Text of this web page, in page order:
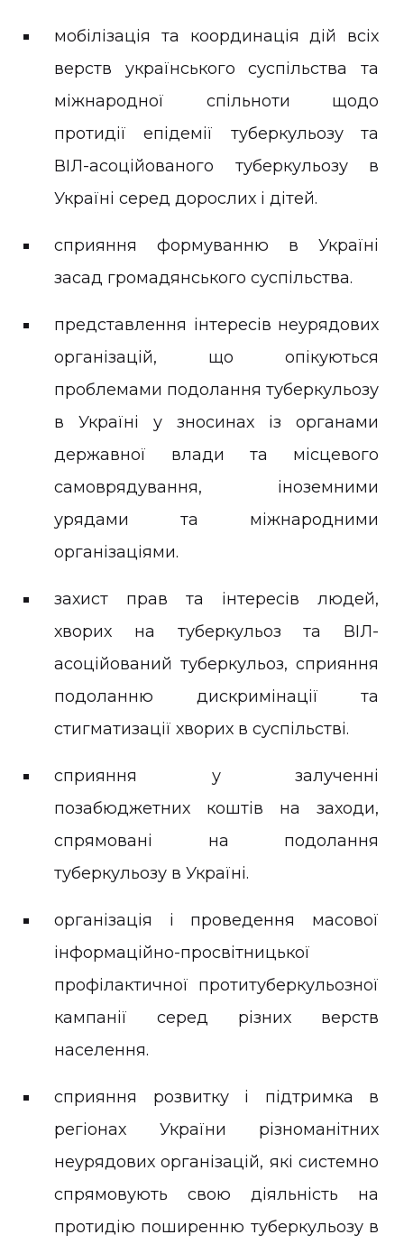
мобілізація та координація дій всіх
верств українського суспільства та
міжнародної спільноти щодо
протидії епідемії туберкульозу та
ВІЛ-асоційованого туберкульозу в
Україні серед дорослих і дітей.
сприяння формуванню в Україні
засад громадянського суспільства.
представлення інтересів неурядових
організацій, що опікуються
проблемами подолання туберкульозу
в Україні у зносинах із органами
державної влади та місцевого
самоврядування, іноземними
урядами та міжнародними
організаціями.
захист прав та інтересів людей,
хворих на туберкульоз та ВІЛ-
асоційований туберкульоз, сприяння
подоланню дискримінації та
стигматизації хворих в суспільстві.
сприяння у залученні
позабюджетних коштів на заходи,
спрямовані на подолання
туберкульозу в Україні.
організація і проведення масової
інформаційно-просвітницької
профілактичної протитуберкульозної
кампанії серед різних верств
населення.
сприяння розвитку і підтримка в
регіонах України різноманітних
неурядових організацій, які системно
спрямовують свою діяльність на
протидію поширенню туберкульозу в